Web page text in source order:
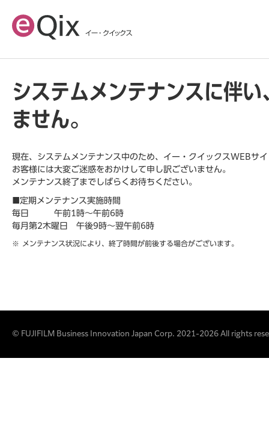
システムメンテナンスに伴
ません。
現在、システムメンテナンス中のため、イー・クイックスWEBサ
お客様には大変ご迷惑をおかけして申し訳ございません。
メンテナンス終了までしばらくお待ちください。
■定期メンテナンス実施時間
毎日 午前1時～午前6時
毎月第2木曜日 午後9時～翌午前6時
メンテナンス状況により、終了時間が前後する場合がございます。
© FUJIFILM Business Innovation Japan Corp. 2021-2026 All rights